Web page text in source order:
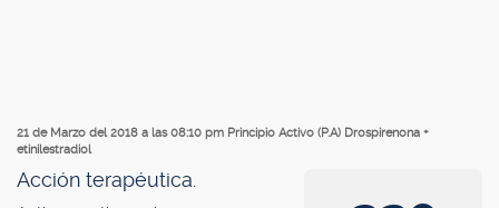
21 de Marzo del 2018 a las 08:10 pm Principio Activo (P.A) Drospirenona +
etinilestradiol
Acción terapéutica.